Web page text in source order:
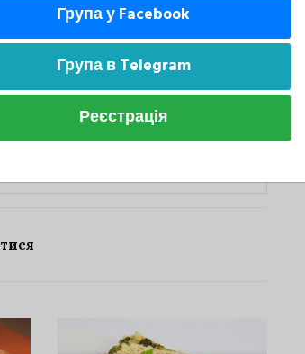
відразу.
Група у Facebook
Група в Telegram
Реєстрація